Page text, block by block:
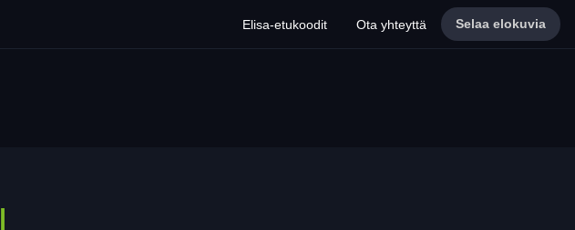
Elisa-etukoodit Ota yhteyttä Selaa elokuvia